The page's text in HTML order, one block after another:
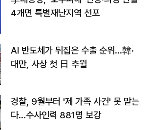
4개면 특별재난지역 선포
AI 반도체가 뒤집은 수출 순위…韓·
대만, 사상 첫 日 추월
경찰, 9월부터 '제 가족 사건' 못 맡는
다…수사인력 881명 보강